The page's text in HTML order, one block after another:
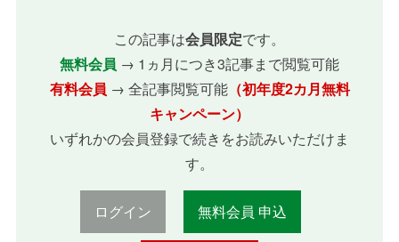
この記事は会員限定です。
無料会員 → 1ヵ月につき3記事まで閲覧可能
有料会員 → 全記事閲覧可能（初年度2カ月無料
キャンペーン）
いずれかの会員登録で続きをお読みいただけま
す。
ログイン 無料会員 申込